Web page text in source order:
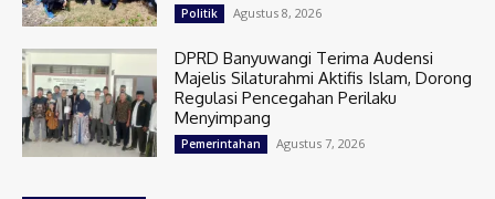
Politik Agustus 8, 2026
DPRD Banyuwangi Terima Audensi
Majelis Silaturahmi Aktifis Islam, Dorong
Regulasi Pencegahan Perilaku
Menyimpang
Pemerintahan Agustus 7, 2026